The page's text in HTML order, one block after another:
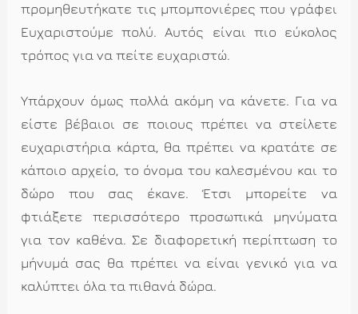
προμηθευτήκατε τις μπομπονιέρες που γράφει
Ευχαριστούμε πολύ. Αυτός είναι πιο εύκολος
τρόπος για να πείτε ευχαριστώ.
Υπάρχουν όμως πολλά ακόμη να κάνετε. Για να
είστε βέβαιοι σε ποιους πρέπει να στείλετε
ευχαριστήρια κάρτα, θα πρέπει να κρατάτε σε
κάποιο αρχείο, το όνομα του καλεσμένου και το
δώρο που σας έκανε. Έτσι μπορείτε να
φτιάξετε περισσότερο προσωπικά μηνύματα
για τον καθένα. Σε διαφορετική περίπτωση το
μήνυμά σας θα πρέπει να είναι γενικό για να
καλύπτει όλα τα πιθανά δώρα.